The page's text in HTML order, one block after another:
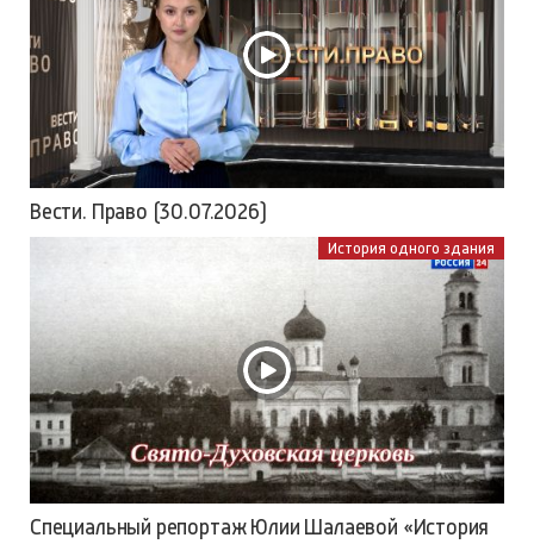
Вести. Право (30.07.2026)
История одного здания
Специальный репортаж Юлии Шалаевой «История